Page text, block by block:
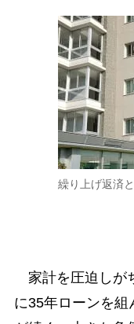
繰り上げ返済
家計を圧迫しが
に35年ローンを組